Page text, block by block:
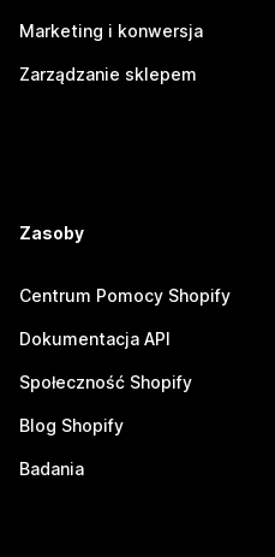
Marketing i konwersja
Zarządzanie sklepem
Zasoby
Centrum Pomocy Shopify
Dokumentacja API
Społeczność Shopify
Blog Shopify
Badania